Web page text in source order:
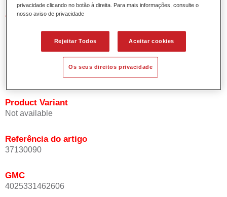
Características do produto
Permite uma aplicação económica e ambientalmente
responsável.
Adequado para a reparação de painéis e pinturas gerais
mesmo a temperaturas elevadas.
Product Variant
Not available
Referência do artigo
37130090
GMC
4025331462606
privacidade clicando no botão à direita. Para mais informações, consulte o
nosso aviso de privacidade
Rejeitar Todos Aceitar cookies
Os seus direitos privacidade